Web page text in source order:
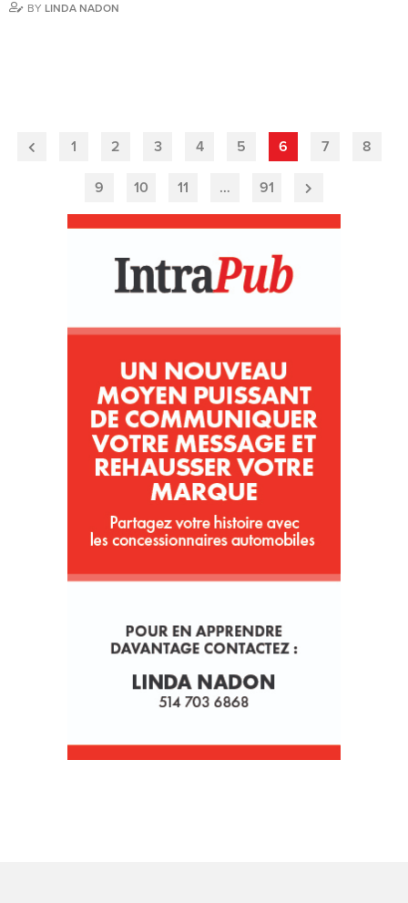
BY LINDA NADON
Previous1 2 3 4 5 6 7 8
9 10 11 … 91